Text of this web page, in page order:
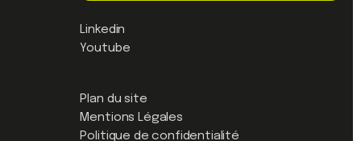
Linkedin
Youtube
Plan du site
Mentions Légales
Politique de confidentialité